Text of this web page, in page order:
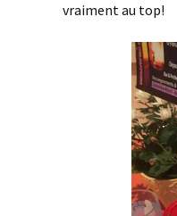
vraiment au top!